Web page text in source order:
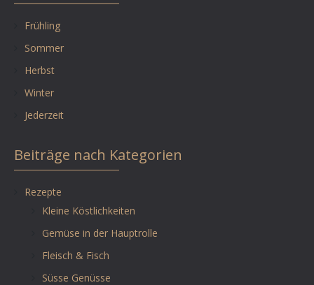
Frühling
Sommer
Herbst
Winter
Jederzeit
Beiträge nach Kategorien
Rezepte
Kleine Köstlichkeiten
Gemüse in der Hauptrolle
Fleisch & Fisch
Süsse Genüsse